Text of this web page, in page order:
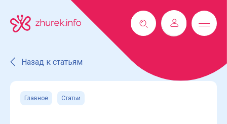
Назад к статьям
Главное Статьи